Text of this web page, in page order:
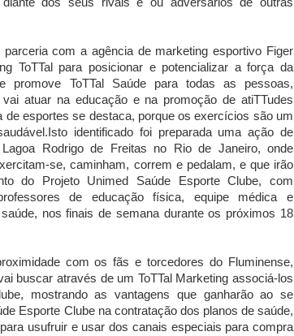
com a agência de marketing esportivo Figer
ToTTal para posicionar e potencializar a força da
promove ToTTal Saúde para todas as pessoas,
atuar na educação e na promoção de atiTTudes
de esportes se destaca, porque os exercícios são um
identificado foi preparada uma ação de
Rodrigo de Freitas no Rio de Janeiro, onde
se, caminham, correm e pedalam, e que irão
do Projeto Unimed Saúde Esporte Clube, com
de educação física, equipe médica e
nos finais de semana durante os próximos 18
com os fãs e torcedores do Fluminense,
buscar através de um ToTTal Marketing associá-los
mostrando as vantagens que ganharão ao se
Esporte Clube na contratação dos planos de saúde,
usufruir e usar dos canais especiais para compra